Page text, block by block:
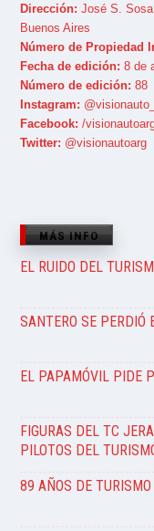
Dirección: José S.
Buenos Aires
Número de Propiedad
Fecha de edición: 8 de
Número de edición: 88
Instagram:
Facebook: /
Twitter: @visionautoarg
MÁS INFO
EL RUIDO DEL
SANTERO SE PERDIÓ
EL PAPAMÓVIL PIDE
FIGURAS DEL TC
PILOTOS DEL
89 AÑOS DE